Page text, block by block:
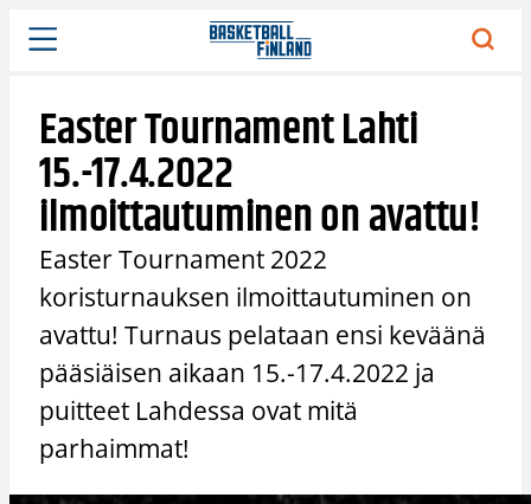
Siirry
sisältöön
Easter Tournament Lahti
15.-17.4.2022
ilmoittautuminen on avattu!
Easter Tournament 2022
koristurnauksen ilmoittautuminen on
avattu! Turnaus pelataan ensi keväänä
pääsiäisen aikaan 15.-17.4.2022 ja
puitteet Lahdessa ovat mitä
parhaimmat!